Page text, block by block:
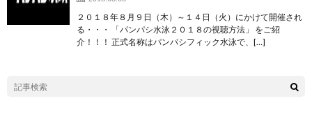
２０１８年８月９日（木）～１４日（火）にかけて開催され
る・・・ 「パンパシ水泳２０１８の視聴方法」 をご紹
介！！！ 正式名称はパンパシフィック水泳で、[…]